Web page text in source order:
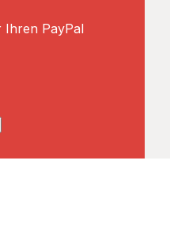
Ihren PayPal